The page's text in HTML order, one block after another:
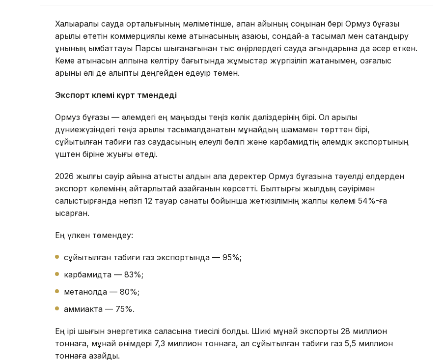
Халықаралық сауда орталығының мәліметінше, ақпан айының соңынан бері Ормуз бұғазы
арқылы өтетін коммерциялық кеме қатынасының азаюы, сондай-ақ тасымал мен сақтандыру
құнының қымбаттауы Парсы шығанағынан тыс өңірлердегі сауда ағындарына да әсер еткен.
Кеме қатынасын қалпына келтіру бағытында жұмыстар жүргізіліп жатқанымен, қозғалыс
қарқыны әлі де қалыпты деңгейден едәуір төмен.
Экспорт көлемі күрт төмендеді
Ормуз бұғазы — әлемдегі ең маңызды теңіз көлік дәліздерінің бірі. Ол арқылы
дүниежүзіндегі теңіз арқылы тасымалданатын мұнайдың шамамен төрттен бірі,
сұйытылған табиғи газ саудасының елеулі бөлігі және карбамидтің әлемдік экспортының
үштен біріне жуығы өтеді.
2026 жылғы сәуір айына қатысты алдын ала деректер Ормуз бұғазына тәуелді елдерден
экспорт көлемінің айтарлықтай азайғанын көрсетті. Былтырғы жылдың сәуірімен
салыстырғанда негізгі 12 тауар санаты бойынша жеткізілімнің жалпы көлемі 54%-ға
қысқарған.
Ең үлкен төмендеу:
сұйытылған табиғи газ экспортында — 95%;
карбамидта — 83%;
метанолда — 80%;
аммиакта — 75%.
Ең ірі шығын энергетика саласына тиесілі болды. Шикі мұнай экспорты 28 миллион
тоннаға, мұнай өнімдері 7,3 миллион тоннаға, ал сұйытылған табиғи газ 5,5 миллион
тоннаға азайды.